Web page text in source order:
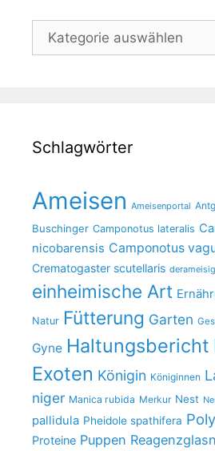
Kategorien
Schlagwörter
Ameisen Ameisenportal
Buschinger Camponotus lateralis
nicobarensis Camponotus
Crematogaster scutellaris
einheimische Art
Natur Fütterung Garten
Gyne Haltungsbericht
Exoten Königin Königinnen
niger Manica rubida Merkur Nest
pallidula Pheidole spathifera
Proteine Puppen